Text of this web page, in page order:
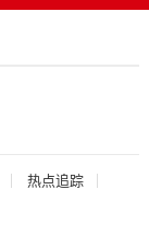
热点追踪